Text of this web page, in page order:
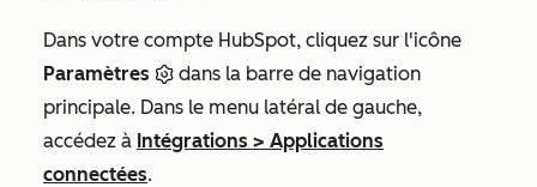
Dans votre compte HubSpot, cliquez sur l'icône
Paramètres
dans la barre de navigation
principale. Dans le menu latéral de gauche,
accédez à Intégrations > Applications
connectées.